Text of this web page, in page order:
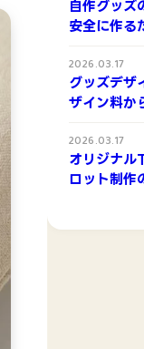
自作グッズ
安全に作る
2026.03.17
グッズデザ
ザイン料か
2026.03.17
オリジナル
ロット制作